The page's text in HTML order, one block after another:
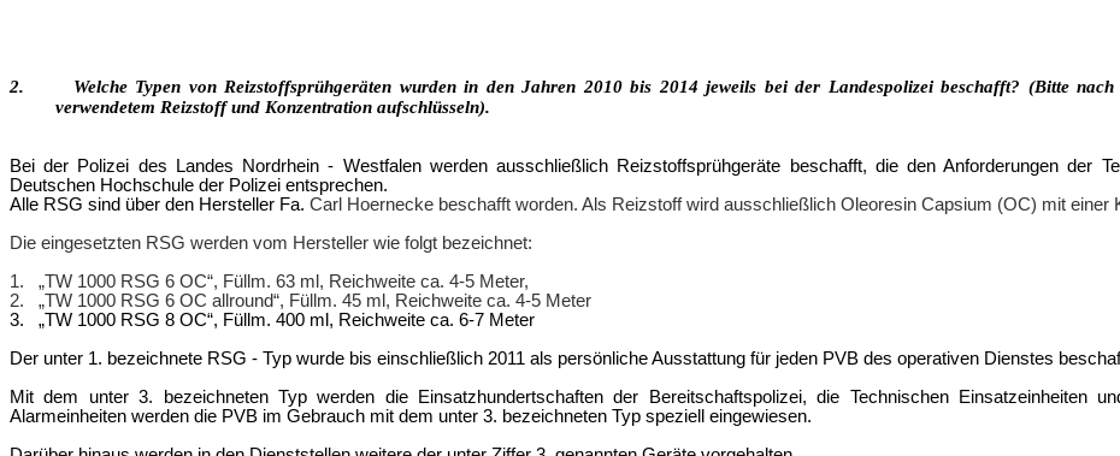
2.
Welche Typen von Reizstoffsprühgeräten wurden in den Jahren 2010 bis 2014 jeweils bei der Landespolizei beschafft? (Bitte
verwendetem Reizstoff und Konzentration aufschlüsseln).
Bei der Polizei des Landes Nordrhein - Westfalen werden ausschließlich Reizstoffsprühgeräte beschafft, die den Anforderungen der
Deutschen Hochschule der Polizei entsprechen.
Alle RSG sind über den Hersteller Fa. Carl Hoernecke beschafft worden. Als Reizstoff wird ausschließlich Oleoresin Capsium (OC) mit einer
Die eingesetzten RSG werden vom Hersteller wie folgt bezeichnet:
1.
„TW 1000 RSG 6 OC“, Füllm. 63 ml, Reichweite ca. 4-5 Meter,
2.
„TW 1000 RSG 6 OC allround“, Füllm. 45 ml, Reichweite ca. 4-5 Meter
3.
„TW 1000 RSG 8 OC“, Füllm. 400 ml, Reichweite ca. 6-7 Meter
Der unter 1. bezeichnete RSG - Typ wurde bis einschließlich 2011 als persönliche Ausstattung für jeden PVB des operativen Dienstes
Mit dem unter 3. bezeichneten Typ werden die Einsatzhundertschaften der Bereitschaftspolizei, die Technischen Einsatzeinheiten
Alarmeinheiten werden die PVB im Gebrauch mit dem unter 3. bezeichneten Typ speziell eingewiesen.